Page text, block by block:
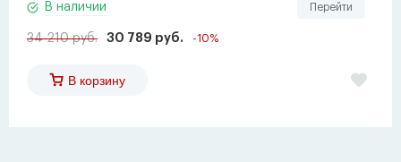
Перейти
В наличии
34 210 руб. 30 789 руб. -10%
В корзину